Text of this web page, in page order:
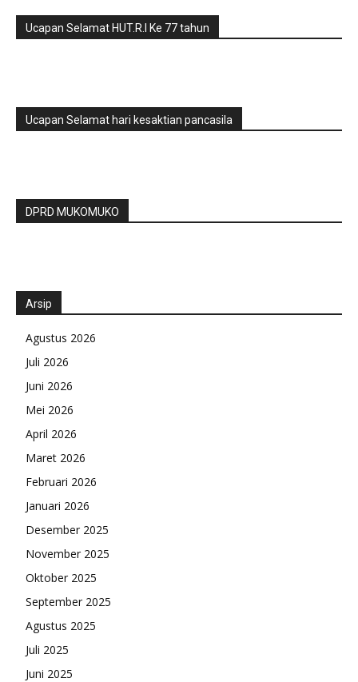
Ucapan Selamat HUT.R.I Ke 77 tahun
Ucapan Selamat hari kesaktian pancasila
DPRD MUKOMUKO
Arsip
Agustus 2026
Juli 2026
Juni 2026
Mei 2026
April 2026
Maret 2026
Februari 2026
Januari 2026
Desember 2025
November 2025
Oktober 2025
September 2025
Agustus 2025
Juli 2025
Juni 2025